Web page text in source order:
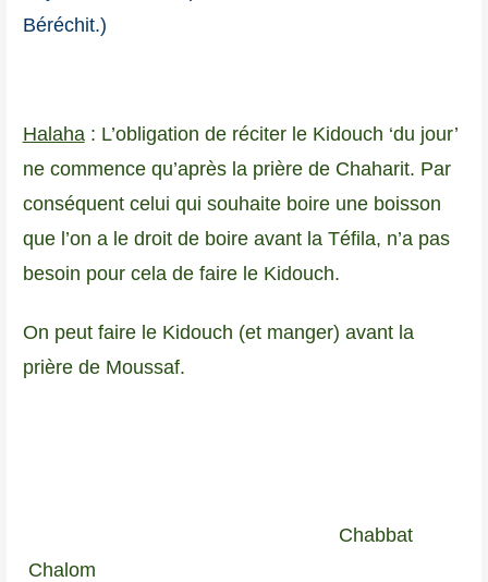
Béréchit.)
Halaha: L’obligation de réciter le Kidouch ‘du jour’
ne commence qu’après la prière de Chaharit. Par
conséquent celui qui souhaite boire une boisson
que l’on a le droit de boire avant la Téfila, n’a pas
besoin pour cela de faire le Kidouch.
On peut faire le Kidouch (et manger) avant la
prière de Moussaf.
Chabbat
Chalom